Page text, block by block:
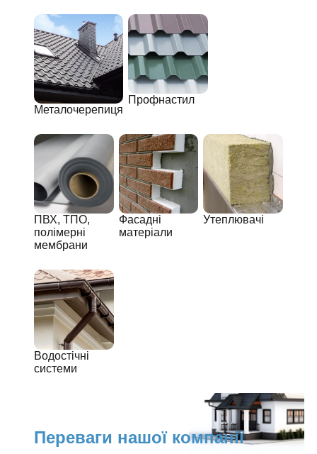
Металочерепиця
Профнастил
ПВХ, ТПО,
полімерні
мембрани
Фасадні
матеріали
Утеплювачі
Водостічні
системи
Переваги нашої компанії